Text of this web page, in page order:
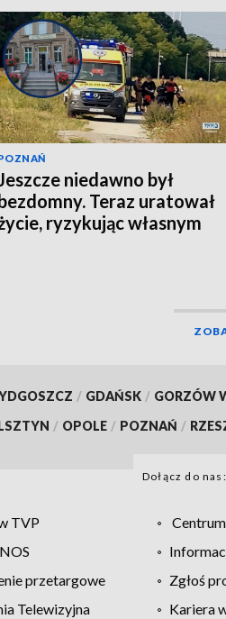
niedawno był
bezdomny. Teraz uratował
ryzykując własnym
/ GDAŃSK / GORZÓW
/ OPOLE / POZNAŃ /
Dołącz do nas:
TVP
przetargowe Zgłoś
Telewizyjna Kariera